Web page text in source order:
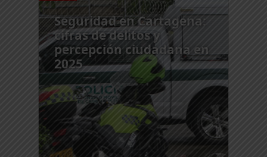
Seguridad en Cartagena:
cifras de delitos y
percepción ciudadana en
2025